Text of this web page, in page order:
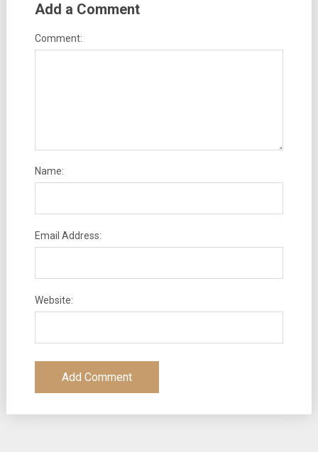
Add a Comment
Comment:
Name:
Email Address:
Website: